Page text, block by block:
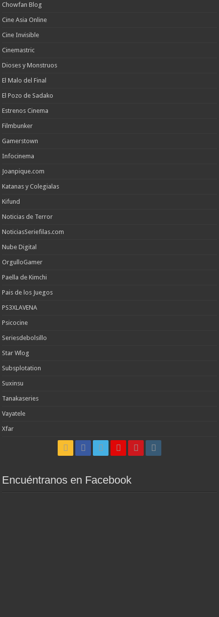
Chowfan Blog
Cine Asia Online
Cine Invisible
Cinemastric
Dioses y Monstruos
El Malo del Final
El Pozo de Sadako
Estrenos Cinema
Filmbunker
Gamerstown
Infocinema
Joanpique.com
Katanas y Colegialas
Kifund
Noticias de Terror
NoticiasSeriefilas.com
Nube Digital
OrgulloGamer
Paella de Kimchi
Pais de los Juegos
PS3XLAVENA
Psicocine
Seriesdebolsillo
Star Wlog
Subsplotation
Suxinsu
Tanakaseries
Vayatele
Xfar
Encuéntranos en Facebook